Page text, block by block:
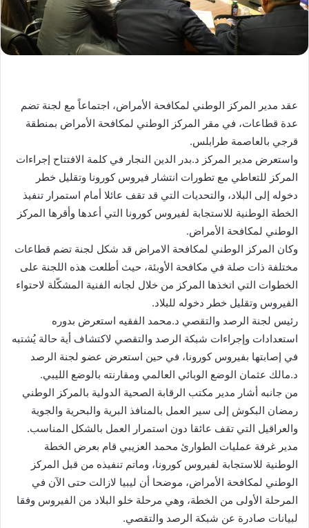
عقد مدير المركز الوطني لمكافحة الأمراض، اجتماعاً مع لجنة تضم
عدة قطاعات، في مقر المركز الوطني لمكافحة الأمراض بمنطقة
قرجي بالعاصمة طرابلس.
واستعرض مدير المركز د.بدر الدين النجار في كلمة الافتتاح إجراءات
المركز للتعاطي مع تطورات انتشار فيروس كورونا وتقليل خطر
دخوله إلى البلاد، والتحديات التي قد تقف عائلا أمام استمرار تنفيذ
الخطة الوطنية للاستجابة لفيروس كورونا التي أعدها وأقرها المركز
الوطني لمكافحة الأمراض.
وكان المركز الوطني لمكافحة الامراض قد شكل لجنة تضم قطاعات
مختلفة ذات صلة في مكافحة الأوبئة، حيث أطلعت هذه اللجنة على
الخطوات التي اتخذها المركز من خلال لجانه الفنية المشكّلة لاحتواء
الفيروس وتقليل خطر دخوله للبلاد.
رئيس لجنة الرصد والتقصي د.محمد الفقيه استعرض بدوره
استعدادات وإجراءات شبكة الرصد والتقصي لاكتشاف أية حالة يُشتبه
في إصابتها بفيروس كورونا، في حين استعرض عضو لجنة الرصد
د.مالك عثمان الوضع الوبائي العالمي ومقارنته بالوضع الليبي.
من جانبه أشار مدير مكتب الرقابة الصحية الدولية بالمركز الوطني
رمضان البكوش إلى سير العمل بالمنافذ البرية والبحرية والجوية
والعراقيل التي تقف عائقا دون استمرار العمل بالشكل المناسب.
مدير غرفة عمليات الطوارئ محمد العزيبي قام بعرض الخطة
الوطنية للاستجابة لفيروس كورونا، وماتم تنفيذه من قبل المركز
الوطني لمكافحة الأمراض، موضحا أن ليبيا لازالت حتى الآن في
المرحلة الأولى من الخطة، وهي مرحلة خلو البلاد من الفيروس وفقا
لبيانات صادرة عن شبكة الرصد والتقصي.